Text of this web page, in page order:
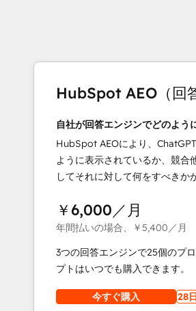
HubSpot AEO（回
自社が回答エンジンでどのよう
HubSpot AEOにより、
ように表示されているか、競合
してそれに対して何をすべきか
￥6,000／月
年間払いの場合、 ￥5,400／月
3つの回答エンジンで25個のプ
プトはいつでも購入できます。
今すぐ購入
28